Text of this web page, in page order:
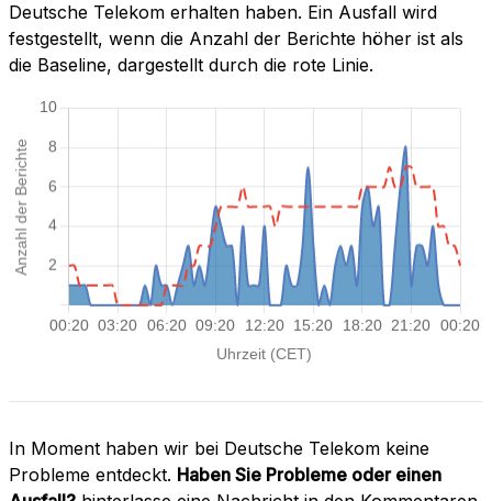
Deutsche Telekom erhalten haben. Ein Ausfall wird
festgestellt, wenn die Anzahl der Berichte höher ist als
die Baseline, dargestellt durch die rote Linie.
In Moment haben wir bei Deutsche Telekom keine
Probleme entdeckt. Haben Sie Probleme oder einen